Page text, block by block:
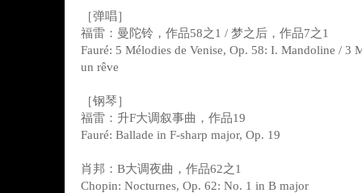
［弹唱］
福雷：曼陀铃，作品58之1 / 梦之后，作品7之1
Fauré: 5 Mélodies de Venise, Op. 58: I. Mandoline / 3
un rêve
［钢琴］
福雷：升F大调叙事曲，作品19
Fauré: Ballade in F-sharp major, Op. 19
肖邦：B大调夜曲，作品62之1
Chopin: Nocturnes, Op. 62: No. 1 in B major